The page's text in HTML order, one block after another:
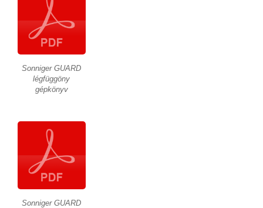
Sonniger GUARD
légfüggöny
gépkönyv
Sonniger GUARD